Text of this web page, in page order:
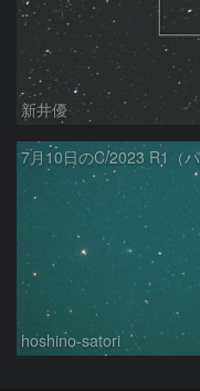
新井優
hoshino-satori